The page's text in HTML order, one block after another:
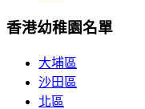
香港幼稚園名單
大埔區
沙田區
北區